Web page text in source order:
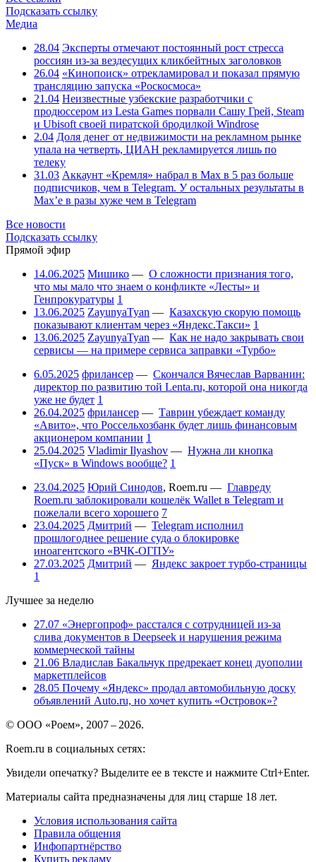
Подсказать ссылку
Медиа
28.04 Эксперты отмечают постоянный рост стресса
россиян из-за вездесущих кликбейтных заголовков
26.04 «Кинопоиск» отрекламировал и показал прямую
трансляцию запуска «Роскосмоса»
21.04 Неизвестные узбекские разработчики с
продюссером из Lesta Games порвали Сашу Грей, Steam
и Ubisoft своей пиратской бродилкой Windrose
2.04 Доля денег от недвижимости на рекламном рынке
упала на четверть, ЦИАН рекламируется лишь по
телеку
31.03 Аккаунт «Кремля» набрал в Max в 5 раз больше
подписчиков, чем в Telegram. У остальных результаты в
Max’е в разы хуже чем в Telegram
Все новости
Подсказать ссылку
Прямой эфир
14.06.2025 Мишико — О сложности признания того,
что мы мало что знаем о конфликте «Лесты» и
Генпрокуратуры 1
13.06.2025 ZayunyaTyan — Казахскую скорую помощь
показывают клиентам через «Яндекс.Такси» 1
13.06.2025 ZayunyaTyan — Как не надо закрывать свои
сервисы — на примере сервиса заправки «Турбо»
6.05.2025 фрилансер — Скончался Вячеслав Варванин:
директор по развитию той Lenta.ru, которой она никогда
уже не будет 1
26.04.2025 фрилансер — Таврин убеждает команду
«Авито», что Россельхозбанк будет лишь финансовым
акционером компании 1
25.04.2025 Vladimir Ilyashov — Нужна ли кнопка
«Пуск» в Windows вообще? 1
23.04.2025 Юрий Синодов, Roem.ru — Главреду
Roem.ru заблокировали кошелёк Wallet в Telegram и
пожелали всего хорошего 7
23.04.2025 Дмитрий — Telegram исполнил
прошлогоднее решение суда о блокировке
иноагентского «ВЧК-ОГПУ»
27.03.2025 Дмитрий — Яндекс закроет турбо-страницы
1
Лучшее за неделю
27.07 «Энергопроф» расстался с сотрудницей из-за
слива документов в Deepseek и нарушения режима
коммерческой тайны
21.06 Владислав Бакальчук предрекает конец дуополии
маркетплейсов
28.05 Почему «Яндекс» продал автомобильную доску
объявлений Auto.ru, но хочет купить «Островок»?
© ООО «Роем», 2007 – 2026.
Roem.ru в социальных сетях:
Увидели опечатку? Выделите ее в тексте и нажмите Ctrl+Enter.
Материалы сайта предназначены для лиц старше 18 лет.
Условия использования сайта
Правила общения
Инфопартнёрство
Купить рекламу